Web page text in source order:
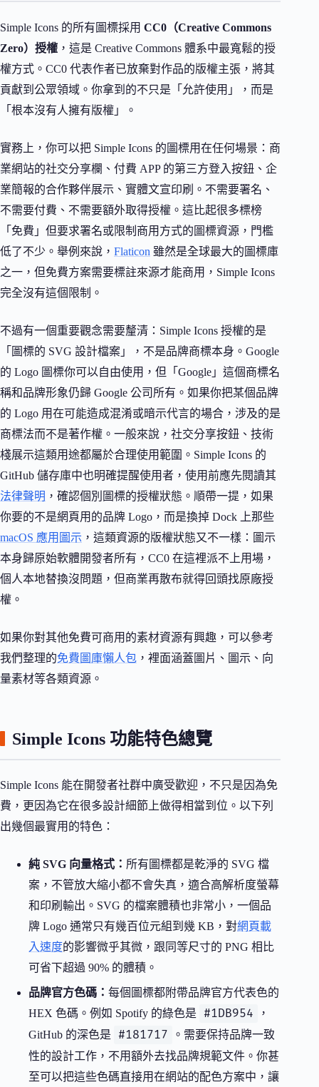
Simple Icons 的所有圖標採用 CC0（Creative Commons
Zero）授權 ，這是 Creative Commons 體系中最寬鬆的授
權方式。CC0 代表作者已放棄對作品的版權主張，將其
貢獻到公眾領域。你拿到的不只是「允許使用」，而是
「根本沒有人擁有版權」。
實務上，你可以把 Simple Icons 的圖標用在任何場景：商
業網站的社交分享欄、付費 APP 的第三方登入按鈕、企
業簡報的合作夥伴展示、實體文宣印刷。不需要署名、
不需要付費、不需要額外取得授權。這比起很多標榜
「免費」但要求署名或限制商用方式的圖標資源，門檻
低了不少。舉例來說， Flaticon 雖然是全球最大的圖標庫
之一，但免費方案需要標註來源才能商用，Simple Icons
完全沒有這個限制。
不過有一個重要觀念需要釐清：Simple Icons 授權的是
「圖標的 SVG 設計檔案」，不是品牌商標本身。Google
的 Logo 圖標你可以自由使用，但「Google」這個商標名
稱和品牌形象仍歸 Google 公司所有。如果你把某個品牌
的 Logo 用在可能造成混淆或暗示代言的場合，涉及的是
商標法而不是著作權。一般來說，社交分享按鈕、技術
棧展示這類用途都屬於合理使用範圍。Simple Icons 的
GitHub 儲存庫中也明確提醒使用者，使用前應先閱讀其
法律聲明 ，確認個別圖標的授權狀態。順帶一提，如果
你要的不是網頁用的品牌 Logo，而是換掉 Dock 上那些
macOS 應用圖示 ，這類資源的版權狀態又不一樣：圖示
本身歸原始軟體開發者所有，CC0 在這裡派不上用場，
個人本地替換沒問題，但商業再散布就得回頭找原廠授
權。
如果你對其他免費可商用的素材資源有興趣，可以參考
我們整理的免費圖庫懶人包 ，裡面涵蓋圖片、圖示、向
量素材等各類資源。
Simple Icons 功能特色總覽
Simple Icons 能在開發者社群中廣受歡迎，不只是因為免
費，更因為它在很多設計細節上做得相當到位。以下列
出幾個最實用的特色：
純 SVG 向量格式： 所有圖標都是乾淨的 SVG 檔
案，不管放大縮小都不會失真，適合高解析度螢幕
和印刷輸出。SVG 的檔案體積也非常小，一個品
牌 Logo 通常只有幾百位元組到幾 KB，對網頁載
入速度的影響微乎其微，跟同等尺寸的 PNG 相比
可省下超過 90% 的體積。
品牌官方色碼： 每個圖標都附帶品牌官方代表色的
HEX 色碼。例如 Spotify 的綠色是
#1DB954
，
GitHub 的深色是
#181717
。需要保持品牌一致
性的設計工作，不用額外去找品牌規範文件。你甚
至可以把這些色碼直接用在網站的配色方案中，讓